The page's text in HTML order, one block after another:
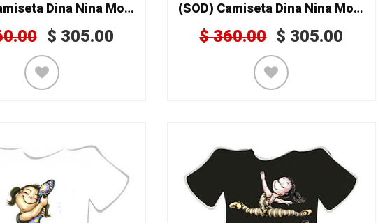
(SOD) Camiseta Dina Nina Mod. 073
$ 305.00
(SOD) Camiseta Dina Nina Mod. 086
$360.00 $ 305.00